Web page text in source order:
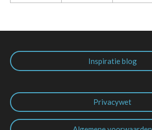
Inspiratie blog
Privacywet